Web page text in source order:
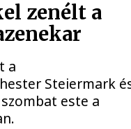
zenélt a
a
Steiermark
este a